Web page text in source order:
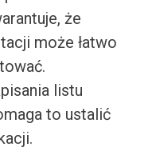
że
może łatwo
listu
to ustalić